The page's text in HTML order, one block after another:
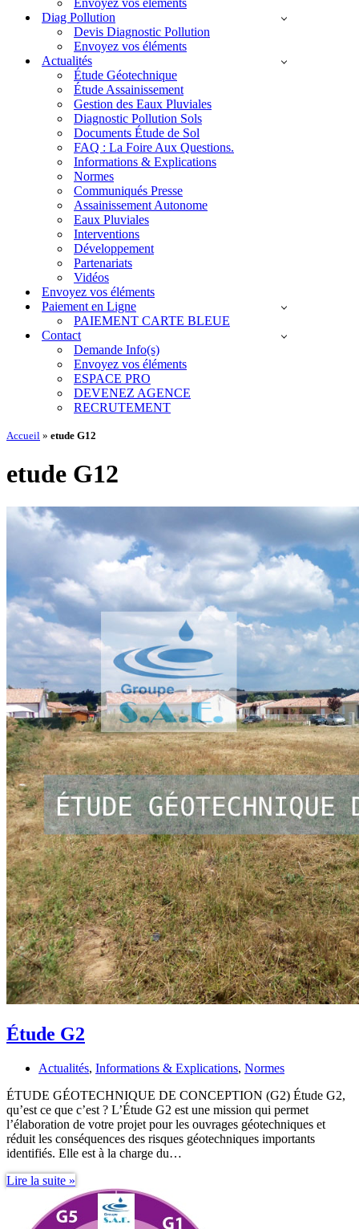
Envoyez vos éléments
Diag Pollution
Devis Diagnostic Pollution
Envoyez vos éléments
Actualités
Étude Géotechnique
Étude Assainissement
Gestion des Eaux Pluviales
Diagnostic Pollution Sols
Documents Étude de Sol
FAQ : La Foire Aux Questions.
Informations & Explications
Normes
Communiqués Presse
Assainissement Autonome
Eaux Pluviales
Interventions
Développement
Partenariats
Vidéos
Envoyez vos éléments
Paiement en Ligne
PAIEMENT CARTE BLEUE
Contact
Demande Info(s)
Envoyez vos éléments
ESPACE PRO
DEVENEZ AGENCE
RECRUTEMENT
Accueil » etude G12
etude G12
Étude G2
Actualités, Informations & Explications, Normes
ÉTUDE GÉOTECHNIQUE DE CONCEPTION (G2) Étude G2,
qu’est ce que c’est ? L’Étude G2 est une mission qui permet
l’élaboration de votre projet pour les ouvrages géotechniques et
réduit les conséquences des risques géotechniques importants
identifiés. Elle est à la charge du…
Lire la suite »
G2